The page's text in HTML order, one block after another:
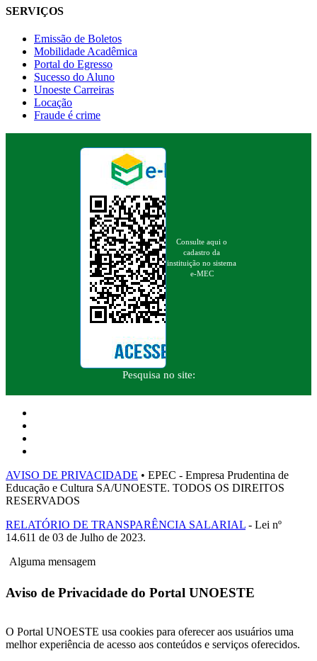
SERVIÇOS
Emissão de Boletos
Mobilidade Acadêmica
Portal do Egresso
Sucesso do Aluno
Unoeste Carreiras
Locação
Fraude é crime
Consulte aqui o
cadastro da
instituição no sistema
e-MEC
Pesquisa no site:
AVISO DE PRIVACIDADE • EPEC - Empresa Prudentina de
Educação e Cultura SA/UNOESTE. TODOS OS DIREITOS
RESERVADOS
RELATÓRIO DE TRANSPARÊNCIA SALARIAL - Lei nº
14.611 de 03 de Julho de 2023.
Alguma mensagem
Aviso de Privacidade do Portal UNOESTE
O Portal UNOESTE usa cookies para oferecer aos usuários uma
melhor experiência de acesso aos conteúdos e serviços oferecidos.